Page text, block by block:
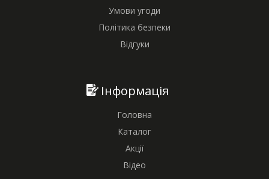
Умови угоди
Політика безпеки
Відгуки
Інформація
Головна
Каталог
Акції
Відео